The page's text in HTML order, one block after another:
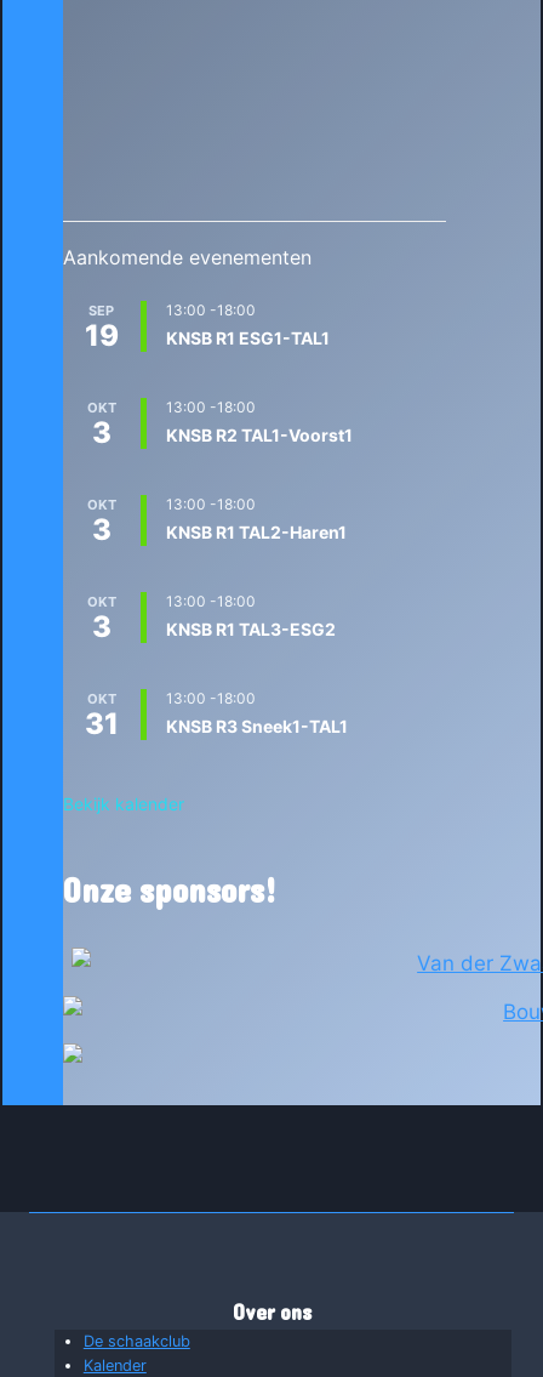
Aankomende evenementen
SEP
19
13:00 -18:00
KNSB R1 ESG1-TAL1
OKT
3
13:00 -18:00
KNSB R2 TAL1-Voorst1
OKT
3
13:00 -18:00
KNSB R1 TAL2-Haren1
OKT
3
13:00 -18:00
KNSB R1 TAL3-ESG2
OKT
31
13:00 -18:00
KNSB R3 Sneek1-TAL1
Bekijk kalender
Onze sponsors!
Over ons
De schaakclub
Kalender